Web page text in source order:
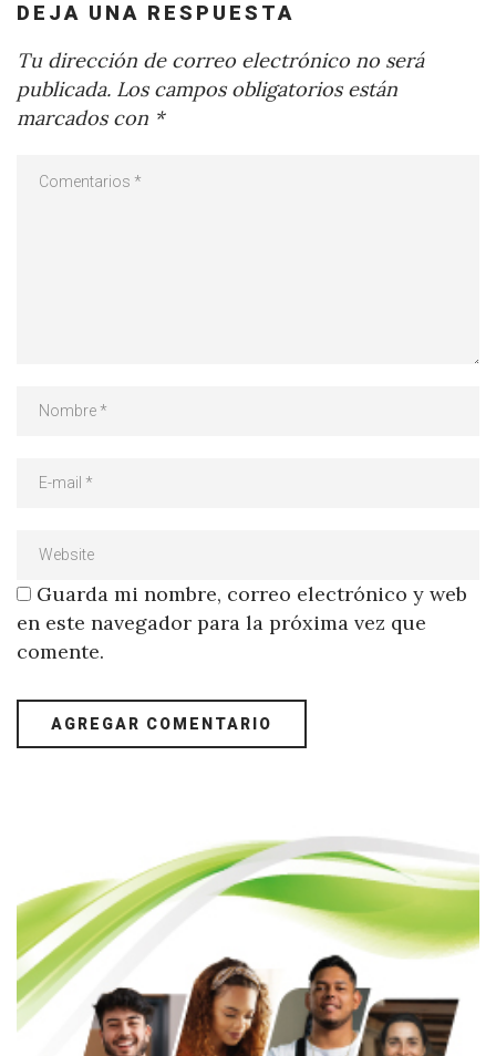
DEJA UNA RESPUESTA
Tu dirección de correo electrónico no será
publicada. Los campos obligatorios están
marcados con *
Guarda mi nombre, correo electrónico y web
en este navegador para la próxima vez que
comente.